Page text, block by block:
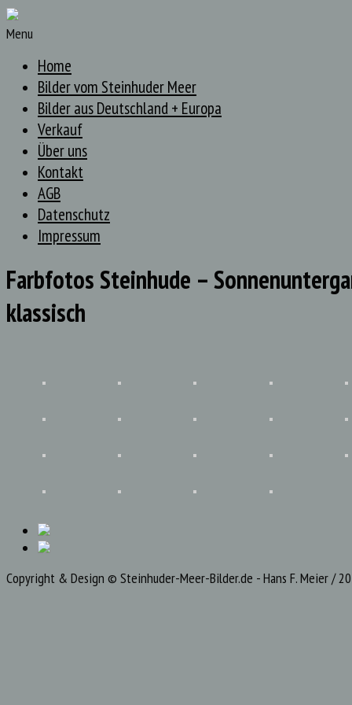
Menu
Home
Bilder vom Steinhuder Meer
Bilder aus Deutschland + Europa
Verkauf
Über uns
Kontakt
AGB
Datenschutz
Impressum
Farbfotos Steinhude –
klassisch
Copyright & Design © Steinhuder-Meer-Bilder.de - Hans F. Meier /